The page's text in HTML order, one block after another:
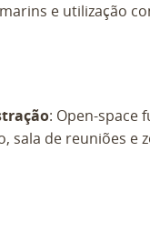
e utilização
: Open-space
sala de reuniões e